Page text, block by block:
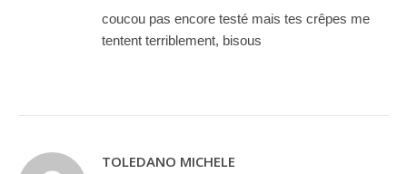
coucou pas encore testé mais tes crêpes me
tentent terriblement, bisous
TOLEDANO MICHELE